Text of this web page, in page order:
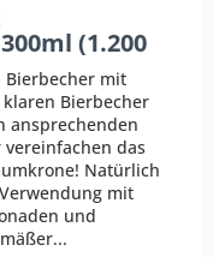
(1.200
Bierbecher mit
Bierbecher
ansprechenden
vereinfachen das
Natürlich
mit
und